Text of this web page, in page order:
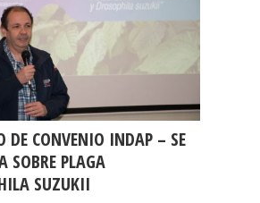
DE CONVENIO INDAP – SE
SOBRE PLAGA
SUZUKII